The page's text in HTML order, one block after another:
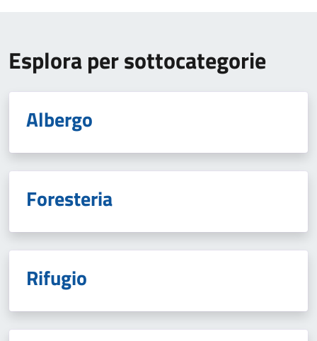
Esplora per sottocategorie
Albergo
Foresteria
Rifugio